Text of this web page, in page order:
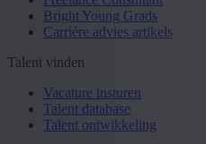
Bright Young Grads
Carrière advies artikels
Talent vinden
Vacature insturen
Talent database
Talent ontwikkeling